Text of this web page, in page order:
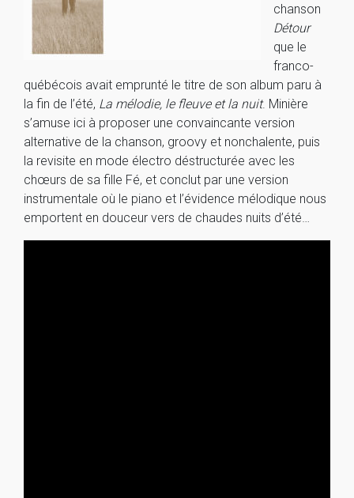
chanson
Détour
que le
franco-
québécois avait emprunté le titre de son album paru à
la fin de l’été, La mélodie, le fleuve et la nuit. Minière
s’amuse ici à proposer une convaincante version
alternative de la chanson, groovy et nonchalente, puis
la revisite en mode électro déstructurée avec les
chœurs de sa fille Fé, et conclut par une version
instrumentale où le piano et l’évidence mélodique nous
emportent en douceur vers de chaudes nuits d’été…